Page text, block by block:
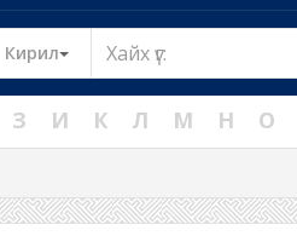
Кирил Toggle Dropdown
З И К Л М Н О